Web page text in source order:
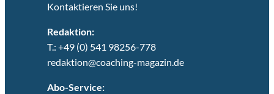
Kontaktieren Sie uns!
Redaktion:
T.: +49 (0) 541 98256-778
redaktion@coaching-magazin.de
Abo-Service: